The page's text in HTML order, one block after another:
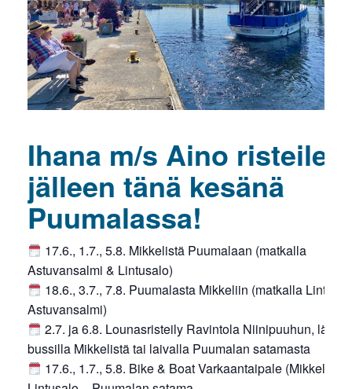
Ihana m/s Aino risteilee
jälleen tänä kesänä
Puumalassa!
17.6., 1.7., 5.8. Mikkelistä Puumalaan (matkalla
Astuvansalmi & Lintusalo)
18.6., 3.7., 7.8. Puumalasta Mikkeliin (matkalla
Astuvansalmi)
2.7. ja 6.8. Lounasristeily Ravintola Niinipuuhun, lähtö
bussilla Mikkelistä tai laivalla Puumalan satamasta
17.6., 1.7., 5.8. Bike & Boat Varkaantaipale (Mikkeli) –